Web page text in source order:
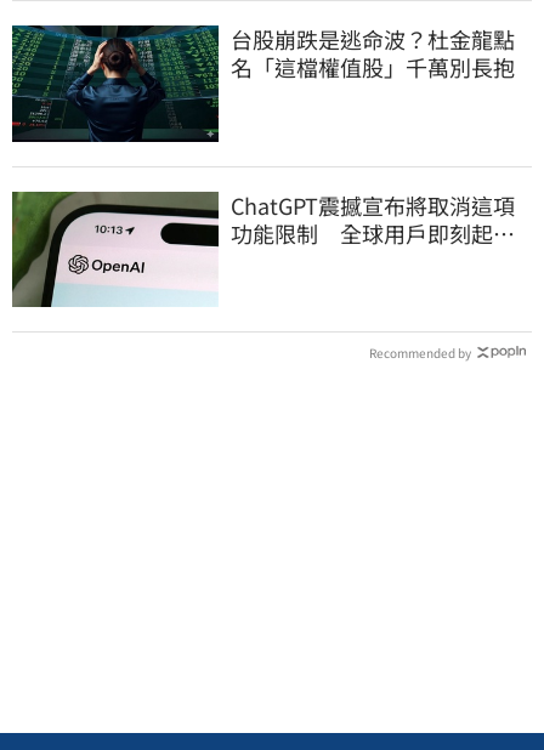
台股崩跌是逃命波？杜金龍點
名「這檔權值股」千萬別長抱
ChatGPT震撼宣布將取消這項
功能限制 全球用戶即刻起
Recommended by